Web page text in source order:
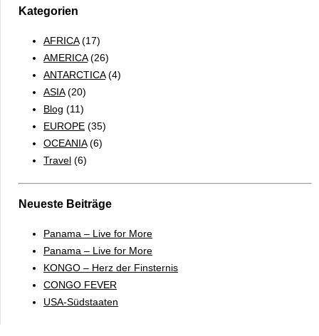
Kategorien
AFRICA(17)
AMERICA(26)
ANTARCTICA(4)
ASIA(20)
Blog (11)
EUROPE (35)
OCEANIA(6)
Travel (6)
Neueste Beiträge
Panama – Live for More
Panama – Live for More
KONGO – Herz der Finsternis
CONGO FEVER
USA-Südstaaten